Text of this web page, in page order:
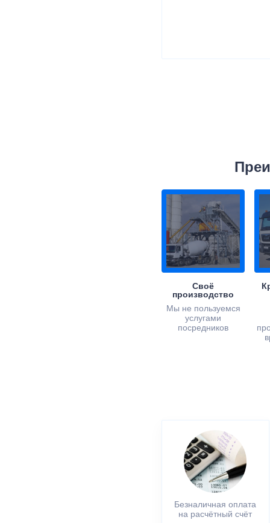
Своё
производство
Мы не пользуемся
услугами
посредников
Безналичная оплата
на расчётный счёт